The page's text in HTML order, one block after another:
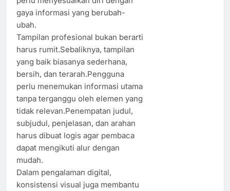
gaya informasi yang berubah-
ubah.
Tampilan profesional bukan berarti
harus rumit.Sebaliknya, tampilan
yang baik biasanya sederhana,
bersih, dan terarah.Pengguna
perlu menemukan informasi utama
tanpa terganggu oleh elemen yang
tidak relevan.Penempatan judul,
subjudul, penjelasan, dan arahan
harus dibuat logis agar pembaca
dapat mengikuti alur dengan
mudah.
Dalam pengalaman digital,
konsistensi visual juga membantu